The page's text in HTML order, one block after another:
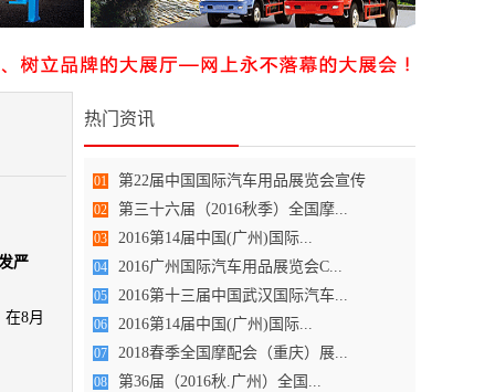
严
8月
热门资讯
01 第22届中国国际汽车用品展览会宣传
02 第三十六届（2016秋季）全国摩...
03 2016第14届中国(广州)国际...
04 2016广州国际汽车用品展览会C...
05 2016第十三届中国武汉国际汽车...
06 2016第14届中国(广州)国际...
07 2018春季全国摩配会（重庆）展...
08 第36届（2016秋.广州）全国...